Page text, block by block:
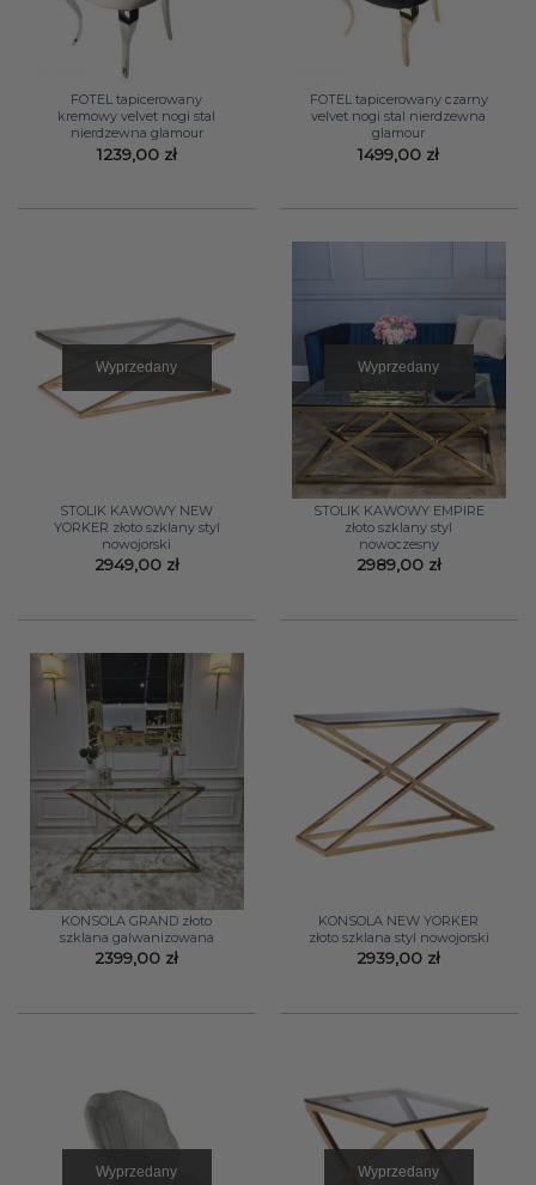
FOTEL tapicerowany
kremowy velvet nogi stal
nierdzewna glamour
1239,00 zł
FOTEL tapicerowany czarny
velvet nogi stal nierdzewna
glamour
1499,00 zł
Wyprzedany
STOLIK KAWOWY NEW
YORKER złoto szklany styl
nowojorski
2949,00 zł
Wyprzedany
STOLIK KAWOWY EMPIRE
złoto szklany styl
nowoczesny
2989,00 zł
KONSOLA GRAND złoto
szklana galwanizowana
2399,00 zł
KONSOLA NEW YORKER
złoto szklana styl nowojorski
2939,00 zł
Wyprzedany Wyprzedany